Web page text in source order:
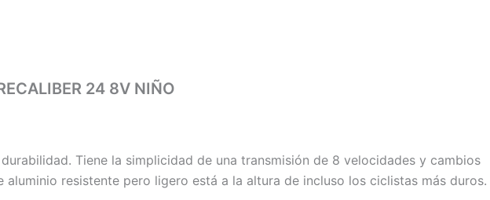
24 8V NIÑO
Tiene la simplicidad de una transmisión de 8 velocidades y cambios
resistente pero ligero está a la altura de incluso los ciclistas más duros.